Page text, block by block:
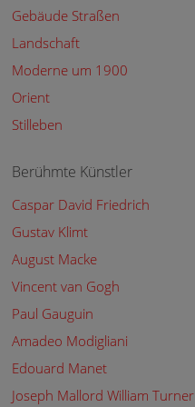
Gebäude Straßen
Landschaft
Moderne um 1900
Orient
Stilleben
Berühmte Künstler
Caspar David Friedrich
Gustav Klimt
August Macke
Vincent van Gogh
Paul Gauguin
Amadeo Modigliani
Edouard Manet
Joseph Mallord William Turner